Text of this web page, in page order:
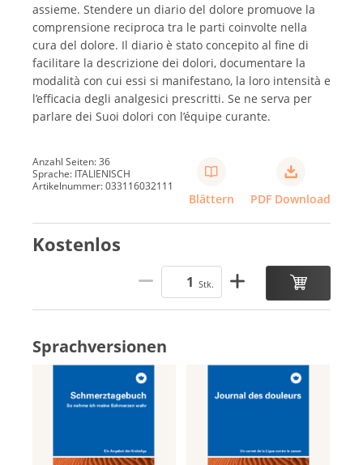
assieme. Stendere un diario del dolore promuove la
comprensione reciproca tra le parti coinvolte nella
cura del dolore. Il diario è stato concepito al fine di
facilitare la descrizione dei dolori, documentare la
modalità con cui essi si manifestano, la loro intensità e
l’efficacia degli analgesici prescritti. Se ne serva per
parlare dei Suoi dolori con l’équipe curante.
Anzahl Seiten: 36
Sprache: ITALIENISCH
Artikelnummer: 033116032111
Blättern PDF Download
Kostenlos
Stk.
Sprachversionen